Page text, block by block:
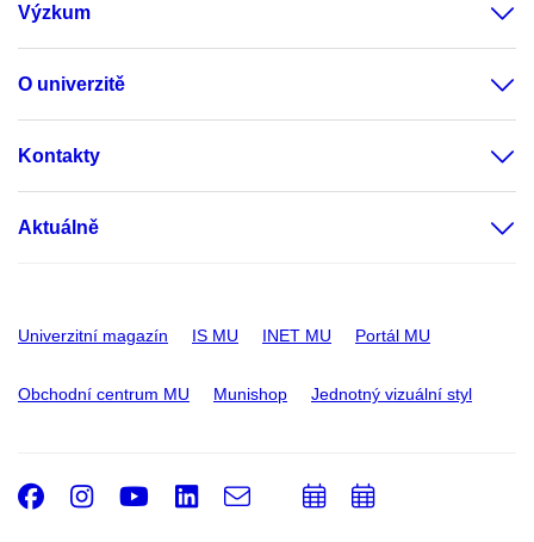
Výzkum
O univerzitě
Kontakty
Aktuálně
Univerzitní magazín IS MU INET MU Portál MU
Obchodní centrum MU Munishop Jednotný vizuální styl
Facebook
Instagram
Youtube
LinkedIn
e-
PřidatPřidat